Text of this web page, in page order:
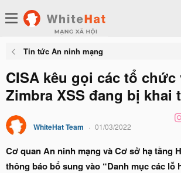
Tin tức An ninh mạng
CISA kêu gọi các tổ
Zimbra XSS đang bị khai
WhiteHat Team 01/03/2022
Cơ quan An ninh mạng và Cơ sở hạ tầng
thông báo bổ sung vào “Danh mục các lỗ